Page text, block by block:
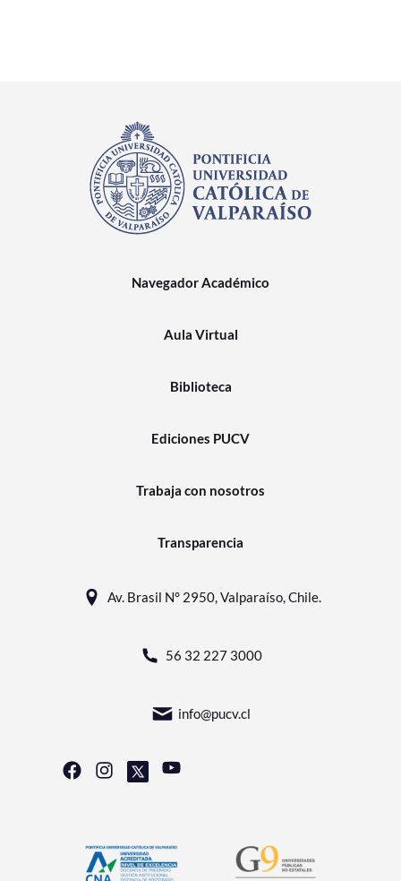
Navegador Académico
Aula Virtual
Biblioteca
Ediciones PUCV
Trabaja con nosotros
Transparencia
Av. Brasil N° 2950, Valparaíso, Chile.
56 32 227 3000
info@pucv.cl